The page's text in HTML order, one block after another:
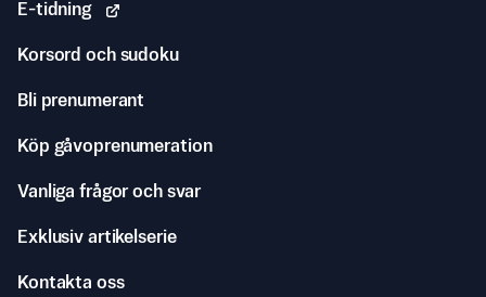
E-tidning
Korsord och sudoku
Bli prenumerant
Köp gåvoprenumeration
Vanliga frågor och svar
Exklusiv artikelserie
Kontakta oss